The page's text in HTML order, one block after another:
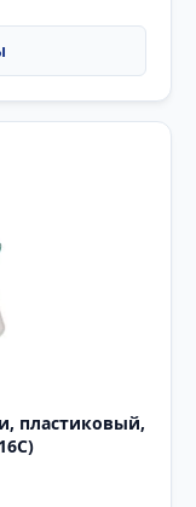
пластиковый,